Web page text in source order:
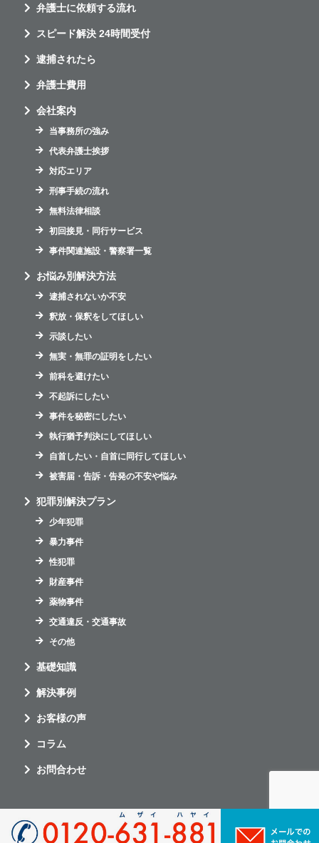
弁護士に依頼する流れ
スピード解決 24時間受付
逮捕されたら
弁護士費用
会社案内
当事務所の強み
代表弁護士挨拶
対応エリア
刑事手続の流れ
無料法律相談
初回接見・同行サービス
事件関連施設・警察署一覧
お悩み別解決方法
逮捕されないか不安
釈放・保釈をしてほしい
示談したい
無実・無罪の証明をしたい
前科を避けたい
不起訴にしたい
事件を秘密にしたい
執行猶予判決にしてほしい
自首したい・自首に同行してほしい
被害届・告訴・告発の不安や悩み
犯罪別解決プラン
少年犯罪
暴力事件
性犯罪
財産事件
薬物事件
交通違反・交通事故
その他
基礎知識
解決事例
お客様の声
コラム
お問合わせ